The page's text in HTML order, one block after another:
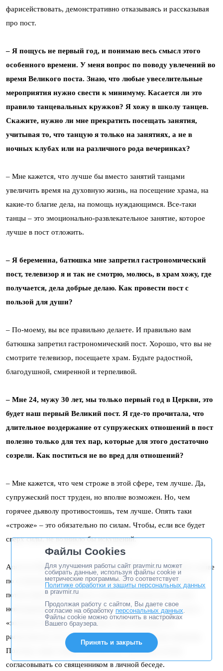
фарисействовать, демонстративно отказываясь и рассказывая
про пост.
– Я пощусь не первый год, и понимаю весь смысл этого
особенного времени. У меня вопрос по поводу увлечений во
время Великого поста. Знаю, что любые увеселительные
мероприятия нужно свести к минимуму. Касается ли это
правило танцевальных кружков? Я хожу в школу танцев.
Скажите, нужно ли мне прекратить посещать занятия,
учитывая то, что танцую я только на занятиях, а не в
ночных клубах или на различного рода вечеринках?
– Мне кажется, что лучше бы вместо занятий танцами
увеличить время на духовную жизнь, на посещение храма, на
какие-то благие дела, на помощь нуждающимся. Все-таки
танцы – это эмоционально-развлекательное занятие, которое
лучше в пост отложить.
– Я беременна, батюшка мне запретил гастрономический
пост, телевизор я и так не смотрю, молюсь, в храм хожу, где
получается, дела добрые делаю. Как провести пост с
пользой для души?
– По-моему, вы все правильно делаете. И правильно вам
батюшка запретил гастрономический пост. Хорошо, что вы не
смотрите телевизор, посещаете храм. Будьте радостной,
благодушной, смиренной и терпеливой.
– Мне 24, мужу 30 лет, мы только первый год в Церкви, это
будет наш первый Великий пост. Я где-то прочитала, что
длительное воздержание от супружеских отношений в пост
полезно только для тех пар, которые для этого достаточно
созрели. Как поститься не во вред для отношений?
– Мне кажется, что чем строже в этой сфере, тем лучше. Да,
супружеский пост труден, но вполне возможен. Но, чем
горячее дьяволу противостоишь, тем лучше. Опять таки
«строже» – это обязательно по силам. Чтобы, если все будет
сверх силы, не возникло бы искушений.
Апостол Павел говорил: ««Не уклоняйтесь друг от друга, разве
по согласию, на время, для упражнения в посте и молитве, а
потом опять будьте вместе, чтобы не искушал вас сатана
невоздержанием вашим» (1 Кор. 7: 5)». Всегда надо искать
«золотую середину» – не давать себе поблажек, не
распускаться, но и не брать на себя неподъемные нагрузки.
Поэтому такие тонкие и деликатные проблемы лучше
согласовывать со священником в личной беседе.
Файлы Cookies
Для улучшения работы сайт pravmir.ru может
собирать данные, используя файлы cookie и
метрические программы. Это соответствует
Политике обработки и защиты персональных данных
в pravmir.ru
Продолжая работу с сайтом, Вы даете свое
согласие на обработку персональных данных.
Файлы cookie можно отключить в настройках
Вашего браузера.
Принять и закрыть